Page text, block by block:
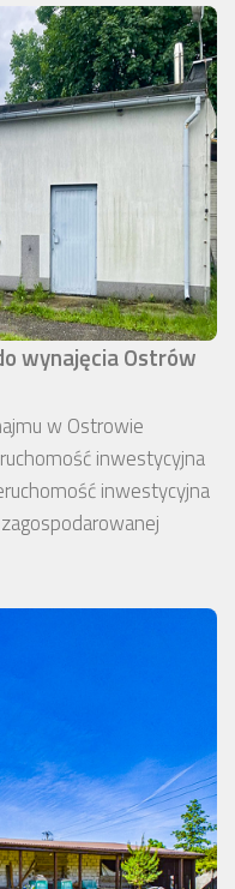
wynajęcia Ostrów
w Ostrowie
inwestycyjna
inwestycyjna